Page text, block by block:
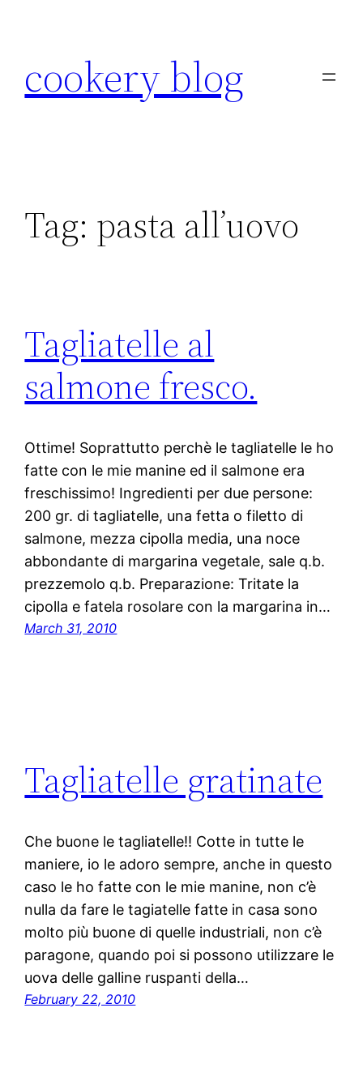
cookery blog
Tag: pasta all’uovo
Tagliatelle al
salmone fresco.
Ottime! Soprattutto perchè le tagliatelle le ho
fatte con le mie manine ed il salmone era
freschissimo! Ingredienti per due persone:
200 gr. di tagliatelle, una fetta o filetto di
salmone, mezza cipolla media, una noce
abbondante di margarina vegetale, sale q.b.
prezzemolo q.b. Preparazione: Tritate la
cipolla e fatela rosolare con la margarina in…
March 31, 2010
Tagliatelle gratinate
Che buone le tagliatelle!! Cotte in tutte le
maniere, io le adoro sempre, anche in questo
caso le ho fatte con le mie manine, non c’è
nulla da fare le tagiatelle fatte in casa sono
molto più buone di quelle industriali, non c’è
paragone, quando poi si possono utilizzare le
uova delle galline ruspanti della…
February 22, 2010